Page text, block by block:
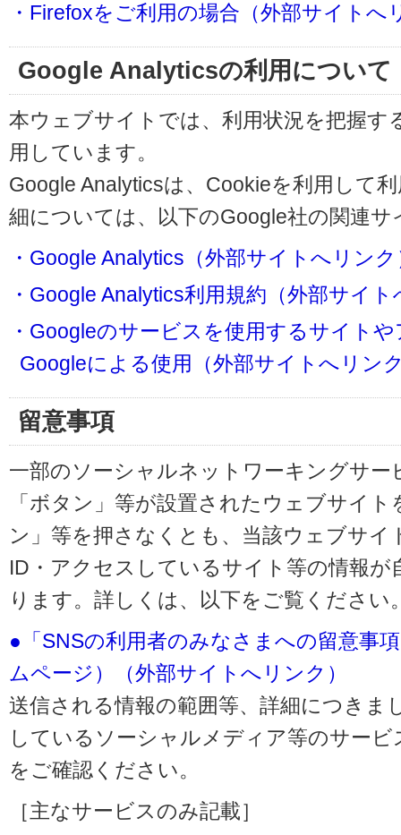
・Firefoxをご利用の場合（外部サイトへ
Google Analyticsの利用について
本ウェブサイトでは、利用状況を把握す
用しています。
Google Analyticsは、Cookieを利用して
細については、以下のGoogle社の関連
・Google Analytics（外部サイトへリンク
・Google Analytics利用規約（外部サイ
・Googleのサービスを使用するサイト
Googleによる使用（外部サイトへリン
留意事項
一部のソーシャルネットワーキングサー
「ボタン」等が設置されたウェブサイ
ン」等を押さなくとも、当該ウェブサイ
ID・アクセスしているサイト等の情報
ります。詳しくは、以下をご覧ください
●「SNSの利用者のみなさまへの留意事
ムページ）（外部サイトへリンク）
送信される情報の範囲等、詳細につきま
しているソーシャルメディア等のサー
をご確認ください。
［主なサービスのみ記載］